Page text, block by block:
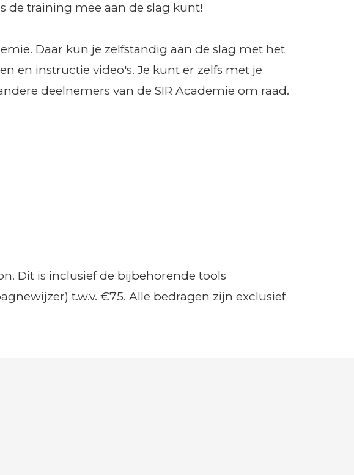
de training mee aan de slag kunt!
Daar kun je zelfstandig aan de slag met het
en instructie video's. Je kunt er zelfs met je
deelnemers van de SIR Academie om raad.
Dit is inclusief de bijbehorende tools
t.w.v. €75. Alle bedragen zijn exclusief